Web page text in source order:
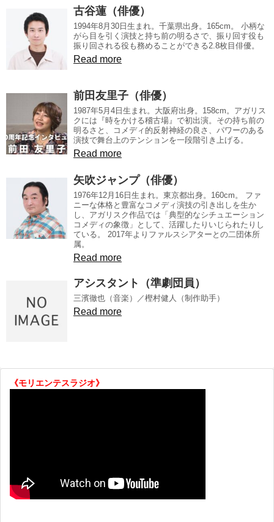
古谷蓮（俳優）
1994年8月30日生まれ。千葉県出身。165cm。 小柄な
がら目を引く演技と持ち前の明るさで、振り回す役も
振り回される役も務めることができる2.8枚目俳優。
Read more
前田友里子（俳優）
1987年5月4日生まれ。大阪府出身。158cm。アガリス
クには『時をかける稽古場』で初出演。その持ち前の
明るさと、コメディ的反射神経の良さ、パワーのある
演技で舞台上のテンションを一段階引き上げる。
Read more
矢吹ジャンプ（俳優）
1976年12月16日生まれ。東京都出身。160cm。 ファ
ニーな体格と豊富なコメディ演技の引き出しを生か
し、アガリスク作品では「典型的なシチュエーション
コメディの象徴」として、活躍したりいじられたりし
ている。 2017年よりファルスシアターとの二団体所
属。
Read more
アシスタント（準劇団員）
三濱徹也（音楽）／樫村健人（制作助手）
Read more
《モリエンテスラジオ》